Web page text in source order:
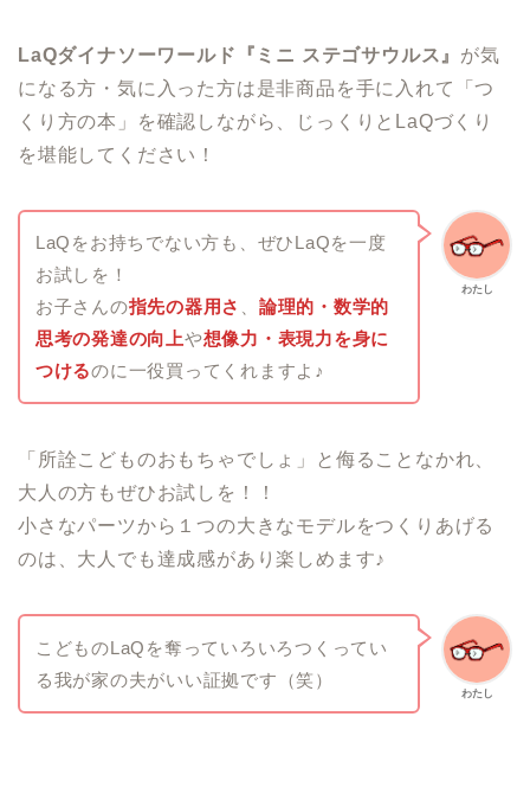
LaQダイナソーワールド『ミニ ステゴサウルス』 が気
になる方・気に入った方は是非商品を手に入れて「つ
くり方の本」を確認しながら、じっくりとLaQづくり
を堪能してください！
わたし
LaQをお持ちでない方も、ぜひLaQを一度
お試しを！
お子さんの指先の器用さ 、 論理的・数学的
思考の発達の向上や想像力・表現力を身に
つけるのに一役買ってくれますよ♪
「所詮こどものおもちゃでしょ」と侮ることなかれ、
大人の方もぜひお試しを！！
小さなパーツから１つの大きなモデルをつくりあげる
のは、大人でも達成感があり楽しめます♪
わたし
こどものLaQを奪っていろいろつくってい
る我が家の夫がいい証拠です（笑）